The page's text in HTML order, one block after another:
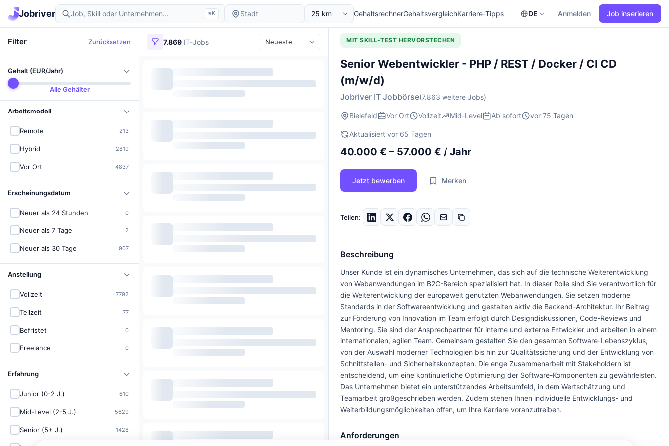
Jobriver ⌘K GehaltsrechnerGehaltsvergleichKarriere-Tipps DE Anmelden Job inserieren
Filter Zurücksetzen
Gehalt (EUR/Jahr)
Alle Gehälter
Arbeitsmodell
Remote 213
Hybrid 2819
Vor Ort 4837
Erscheinungsdatum
Neuer als 24 Stunden 0
Neuer als 7 Tage 2
Neuer als 30 Tage 907
Anstellung
Vollzeit 7792
Teilzeit 77
Befristet 0
Freelance 0
Erfahrung
Junior (0-2 J.) 610
Mid-Level (2-5 J.) 5629
Senior (5+ J.) 1428
7.869 IT-Jobs MIT SKILL-TEST HERVORSTECHEN
Senior Webentwickler - PHP / REST / Docker / CI CD
(m/w/d)
Jobriver IT Jobbörse(7.863 weitere Jobs)
Bielefeld Vor Ort Vollzeit Mid-Level Ab sofort vor 75 Tagen
Aktualisiert vor 65 Tagen
40.000 € – 57.000 € / Jahr
Jetzt bewerben Merken
Teilen:
Beschreibung
Unser Kunde ist ein dynamisches Unternehmen, das sich auf die technische Weiterentwicklung
von Webanwendungen im B2C-Bereich spezialisiert hat. In dieser Rolle sind Sie verantwortlich für
die Weiterentwicklung der europaweit genutzten Webanwendungen. Sie setzen moderne
Standards in der Softwareentwicklung und gestalten aktiv die Backend-Architektur. Ihr Beitrag
zur Förderung von Innovation im Team erfolgt durch Designdiskussionen, Code-Reviews und
Mentoring. Sie sind der Ansprechpartner für interne und externe Entwickler und arbeiten in einem
internationalen, agilen Team. Gemeinsam gestalten Sie den gesamten Software-Lebenszyklus,
von der Auswahl moderner Technologien bis hin zur Qualitätssicherung und der Entwicklung von
Schnittstellen- und Sicherheitskonzepten. Die enge Zusammenarbeit mit Stakeholdern ist
entscheidend, um eine kontinuierliche Optimierung der Software-Komponenten zu gewährleisten.
Das Unternehmen bietet ein unterstützendes Arbeitsumfeld, in dem Wertschätzung und
Teamarbeit großgeschrieben werden. Zudem stehen Ihnen individuelle Entwicklungs- und
Weiterbildungsmöglichkeiten offen, um Ihre Karriere voranzutreiben.
Anforderungen